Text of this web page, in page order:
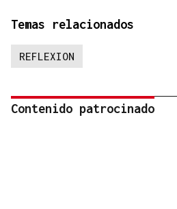
Temas relacionados
REFLEXION
Contenido patrocinado